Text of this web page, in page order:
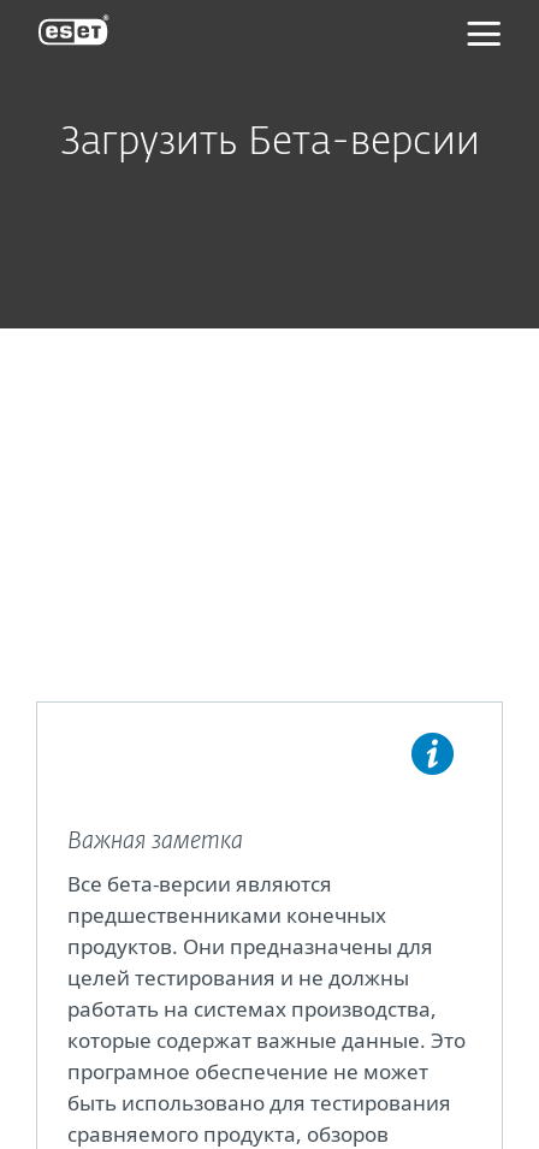
Загрузить Бета-версии
Важная заметка
Все бета-версии являются
предшественниками конечных
продуктов. Они предназначены для
целей тестирования и не должны
работать на системах производства,
которые содержат важные данные. Это
програмное обеспечение не может
быть использовано для тестирования
сравняемого продукта, обзоров
ESET